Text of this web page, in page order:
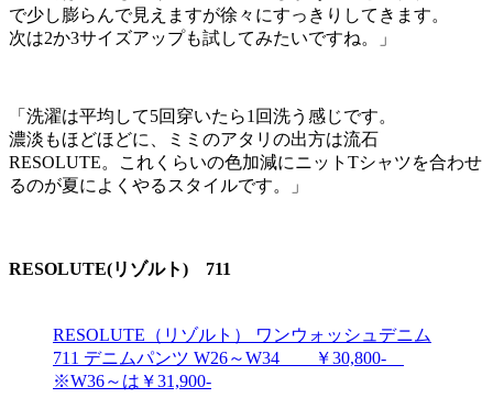
で少し膨らんで見えますが徐々にすっきりしてきます。
次は2か3サイズアップも試してみたいですね。」
「洗濯は平均して5回穿いたら1回洗う感じです。
濃淡もほどほどに、ミミのアタリの出方は流石
RESOLUTE。これくらいの色加減にニットTシャツを合わせ
るのが夏によくやるスタイルです。」
RESOLUTE(リゾルト) 711
RESOLUTE（リゾルト） ワンウォッシュデニム
711 デニムパンツ W26～W34 ￥30,800-
※W36～は￥31,900-